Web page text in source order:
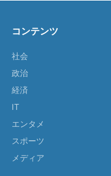
コンテンツ
社会
政治
経済
IT
エンタメ
スポーツ
メディア